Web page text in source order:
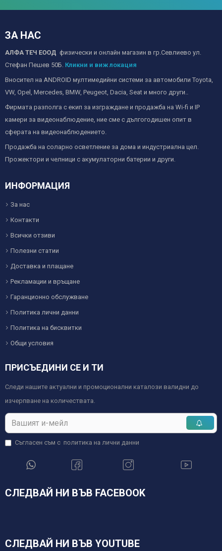
ЗА НАС
АЛФА ТЕЧ ЕООД физически и онлайн магазин в гр.Севлиево ул.
Стефан Пешев 50Б. Кликни и виж локация
Вносител на ANDROID мултимедийни системи за автомобили Toyota,
VW, Opel, Mercedes, BMW, Peugeot, Dacia, Seat и много други..
Фирмата разполга с екип за изграждане и продажба на Wi-fi и IP
камери за видеонаблюдение, ние сме с дългогодишен опит в
сферата на видеонаблюдението.
Продажба на соларно осветление за дома и индустриална цел.
Прожектори и челници с акумулаторни батерии и други.
ИНФОРМАЦИЯ
За нас
Контакти
Всички отзиви
Полезни статии
Доставка и плащане
Рекламации и връщане
Гаранционно обслужване
Политика лични данни
Политика на бисквитки
Общи условия
ПРИСЪЕДИНИ СЕ И ТИ
Следи нашите актуални и промоционални каталози валидни до
изчерпване на количествата.
Съгласен съм с политика на лични данни
СЛЕДВАЙ НИ ВЪВ FACEBOOK
СЛЕДВАЙ НИ ВЪВ YOUTUBE